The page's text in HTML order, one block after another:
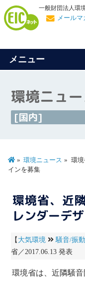
一般財団法人環
メール
メニュー
環境ニュ
[国内]
環境ニュース
環
インを募集
環境省、近
レンダーデ
【 大気環境 騒音/振動
省／2017.06.13 発表
環境省は、 近隣騒音